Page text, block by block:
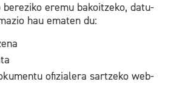
bereziko eremu bakoitzeko, datu-
hau ematen du:
ofizialera sartzeko web-